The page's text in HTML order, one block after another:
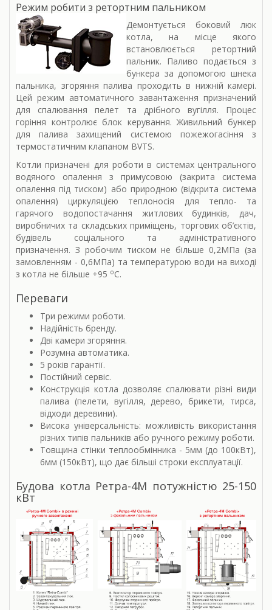
Режим робити з ретортним пальником
Демонтується боковий люк
котла, на місце якого
встановлюється ретортний
пальник. Паливо подається з
бункера за допомогою шнека
пальника, згоряння палива проходить в нижній камері.
Цей режим автоматичного завантаження призначений
для спалювання пелет та дрібного вугілля. Процес
горіння контролює блок керування. Живильний бункер
для палива захищений системою пожежогасіння з
термостатичним клапаном BVTS.
Котли призначені для роботи в системах центрального
водяного опалення з примусовою (закрита система
опалення під тиском) або природною (відкрита система
опалення) циркуляцією теплоносія для тепло- та
гарячого водопостачання житлових будинків, дач,
виробничих та складських приміщень, торгових об’єктів,
будівель соціального та адміністративного
призначення. З робочим тиском не більше 0,2МПа (за
замовленням - 0,6МПа) та температурою води на виході
з котла не більше +95 оС.
Переваги
Три режими роботи.
Надійність бренду.
Дві камери згоряння.
Розумна автоматика.
5 років гарантії.
Постійний сервіс.
Конструкція котла дозволяє спалювати різні види
палива (пелети, вугілля, дерево, брикети, тирса,
відходи деревини).
Висока універсальність: можливість використання
різних типів пальників або ручного режиму роботи.
Товщина стінки теплообмінника - 5мм (до 100кВт),
6мм (150кВт), що дає більші строки експлуатації.
Будова котла Ретра-4М потужністю 25-150
кВт